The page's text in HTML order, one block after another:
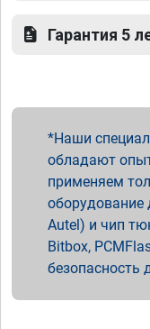
Гарантия 5
Наши
обладают
применяем
оборудование
Autel) и чип
Bitbox,
безопасность